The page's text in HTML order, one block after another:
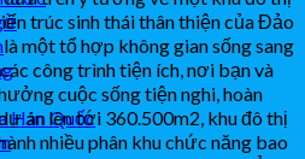
Hàn Quốc
trúc sinh thái thân thiện của Đảo
một tổ hợp không gian sống sang
công trình tiện ích, nơi bạn và
cuộc sống tiện nghi, hoàn
án lên tới 360.500m2, khu đô thị
nhiều phân khu chức năng bao